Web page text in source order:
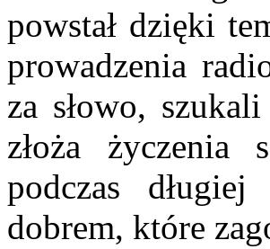
powstał dzięki
prowadzenia
za słowo,
złoża życzenia
podczas
dobrem, które